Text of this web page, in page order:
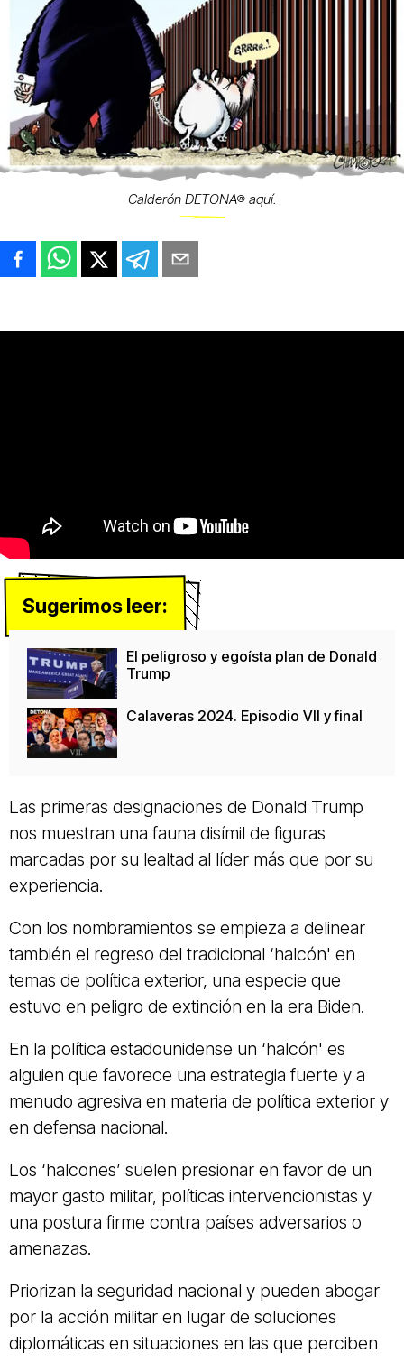
Calderón DETONA® aquí.
Sugerimos leer:
El peligroso y egoísta plan de Donald
Trump
Calaveras 2024. Episodio VII y final
Las primeras designaciones de Donald Trump
nos muestran una fauna disímil de figuras
marcadas por su lealtad al líder más que por su
experiencia.
Con los nombramientos se empieza a delinear
también el regreso del tradicional ‘halcón' en
temas de política exterior, una especie que
estuvo en peligro de extinción en la era Biden.
En la política estadounidense un ‘halcón' es
alguien que favorece una estrategia fuerte y a
menudo agresiva en materia de política exterior y
en defensa nacional.
Los ‘halcones’ suelen presionar en favor de un
mayor gasto militar, políticas intervencionistas y
una postura firme contra países adversarios o
amenazas.
Priorizan la seguridad nacional y pueden abogar
por la acción militar en lugar de soluciones
diplomáticas en situaciones en las que perciben